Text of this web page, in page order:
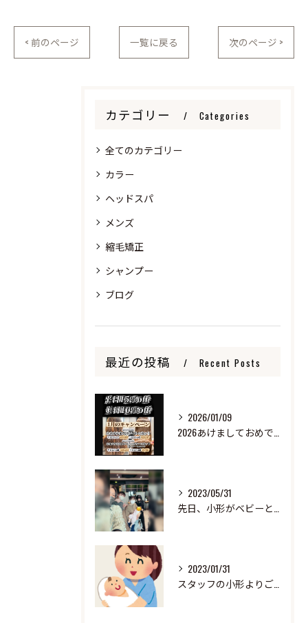
< 前のページ 一覧に戻る 次のページ >
カテゴリー Categories
全てのカテゴリー
カラー
ヘッドスパ
メンズ
縮毛矯正
シャンプー
ブログ
最近の投稿 Recent Posts
2026/01/09
2023/05/31
2023/01/31